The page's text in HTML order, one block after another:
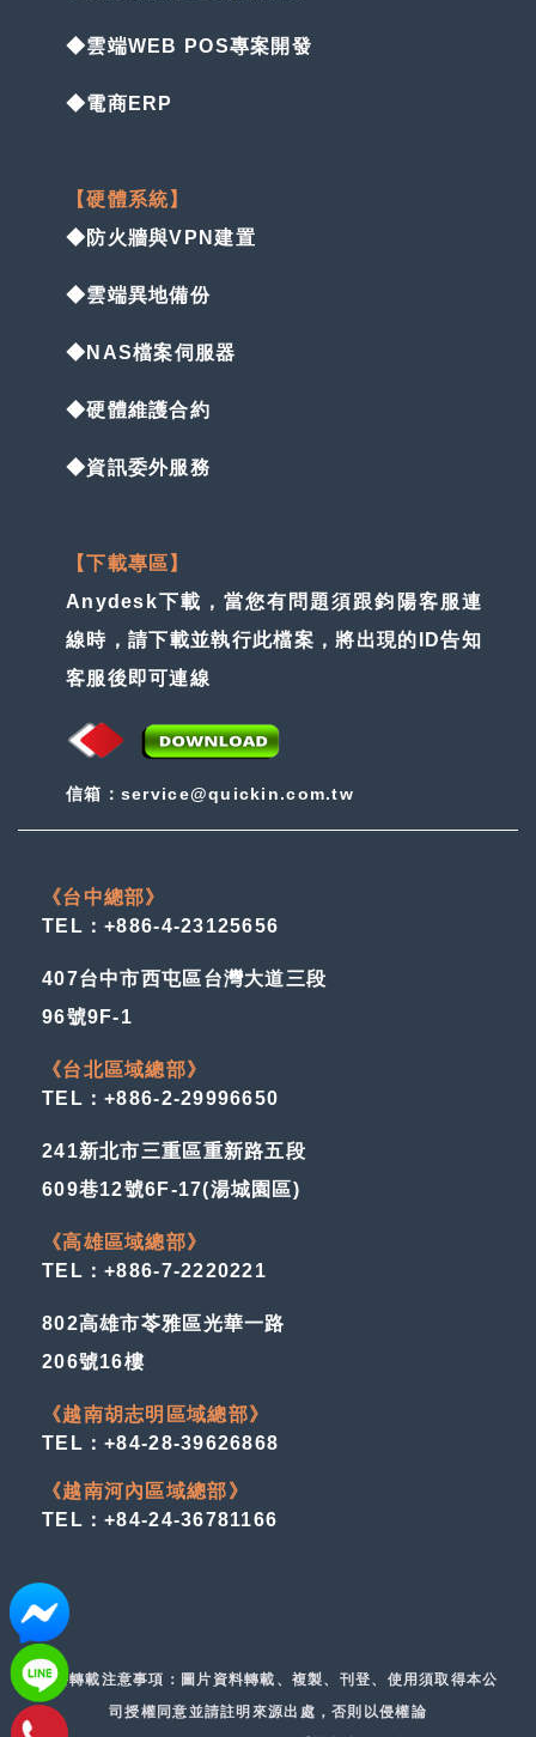
◆雲端WEB POS專案開發
◆電商ERP
【硬體系統】
◆防火牆與VPN建置
◆雲端異地備份
◆NAS檔案伺服器
◆硬體維護合約
◆資訊委外服務
【下載專區】
Anydesk下載，當您有問題須跟鈞陽客服連
線時，請下載並執行此檔案，將出現的ID告知
客服後即可連線
信箱：service@quickin.com.tw
《台中總部》
TEL：+886-4-23125656
407台中市西屯區台灣大道三段
96號9F-1
《台北區域總部》
TEL：+886-2-29996650
241新北市三重區重新路五段
609巷12號6F-17(湯城園區)
《高雄區域總部》
TEL：+886-7-2220221
802高雄市苓雅區光華一路
206號16樓
《越南胡志明區域總部》
TEL：+84-28-39626868
《越南河內區域總部》
TEL：+84-24-36781166
資料轉載注意事項：圖片資料轉載、複製、刊登、使用須取得本公
司授權同意並請註明來源出處，否則以侵權論